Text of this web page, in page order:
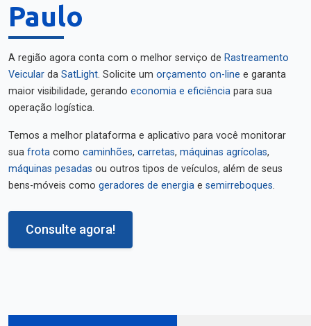
Paulo
A região agora conta com o melhor serviço de Rastreamento
Veicular da SatLight. Solicite um orçamento on-line e garanta
maior visibilidade, gerando economia e eficiência para sua
operação logística.
Temos a melhor plataforma e aplicativo para você monitorar
sua frota como caminhões, carretas, máquinas agrícolas,
máquinas pesadas ou outros tipos de veículos, além de seus
bens-móveis como geradores de energia e semirreboques.
Consulte agora!